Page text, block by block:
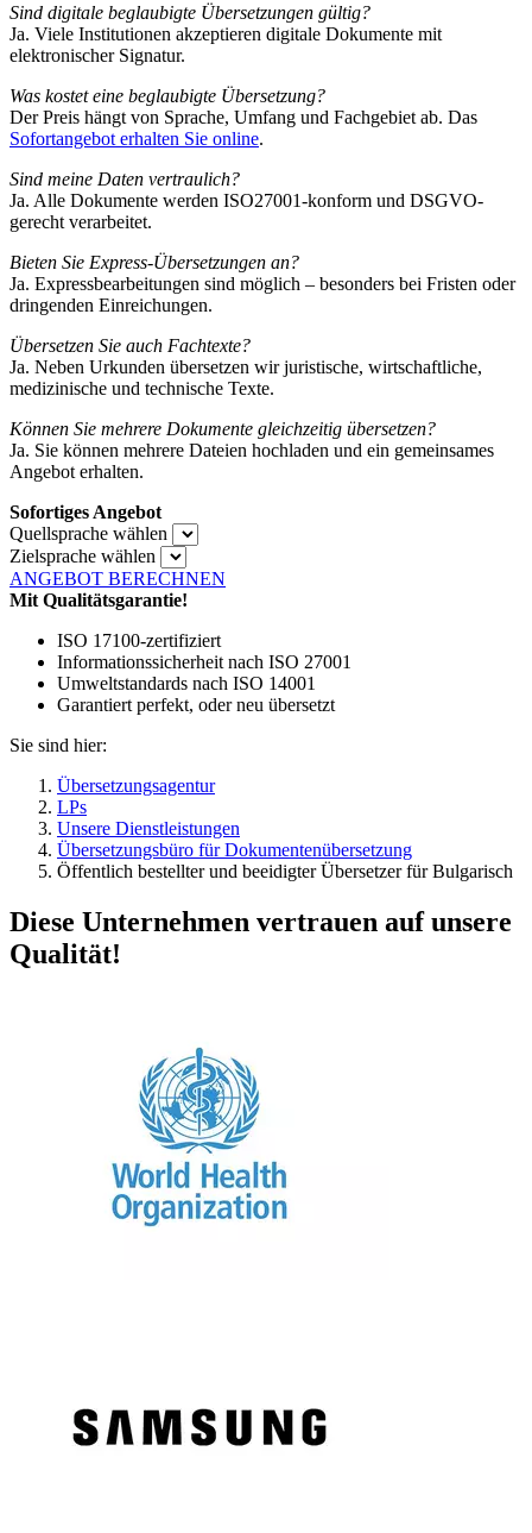
Sind digitale beglaubigte Übersetzungen gültig?
Ja. Viele Institutionen akzeptieren digitale Dokumente mit
elektronischer Signatur.
Was kostet eine beglaubigte Übersetzung?
Der Preis hängt von Sprache, Umfang und Fachgebiet ab. Das
Sofortangebot erhalten Sie online.
Sind meine Daten vertraulich?
Ja. Alle Dokumente werden ISO27001-konform und DSGVO-
gerecht verarbeitet.
Bieten Sie Express-Übersetzungen an?
Ja. Expressbearbeitungen sind möglich – besonders bei Fristen oder
dringenden Einreichungen.
Übersetzen Sie auch Fachtexte?
Ja. Neben Urkunden übersetzen wir juristische, wirtschaftliche,
medizinische und technische Texte.
Können Sie mehrere Dokumente gleichzeitig übersetzen?
Ja. Sie können mehrere Dateien hochladen und ein gemeinsames
Angebot erhalten.
Sofortiges Angebot
Quellsprache wählen
Zielsprache wählen
ANGEBOT BERECHNEN
Mit Qualitätsgarantie!
ISO 17100-zertifiziert
Informationssicherheit nach ISO 27001
Umweltstandards nach ISO 14001
Garantiert perfekt, oder neu übersetzt
Sie sind hier:
Übersetzungsagentur
LPs
Unsere Dienstleistungen
Übersetzungsbüro für Dokumentenübersetzung
Öffentlich bestellter und beeidigter Übersetzer für Bulgarisch
Diese Unternehmen vertrauen auf unsere
Qualität!